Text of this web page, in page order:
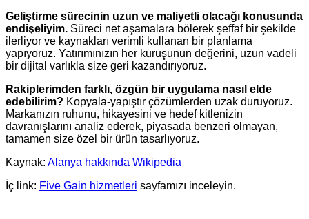
Geliştirme sürecinin uzun ve maliyetli olacağı konusunda
endişeliyim. Süreci net aşamalara bölerek şeffaf bir şekilde
ilerliyor ve kaynakları verimli kullanan bir planlama
yapıyoruz. Yatırımınızın her kuruşunun değerini, uzun vadeli
bir dijital varlıkla size geri kazandırıyoruz.
Rakiplerimden farklı, özgün bir uygulama nasıl elde
edebilirim? Kopyala-yapıştır çözümlerden uzak duruyoruz.
Markanızın ruhunu, hikayesini ve hedef kitlenizin
davranışlarını analiz ederek, piyasada benzeri olmayan,
tamamen size özel bir ürün tasarlıyoruz.
Kaynak: Alanya hakkında Wikipedia
İç link: Five Gain hizmetleri sayfamızı inceleyin.